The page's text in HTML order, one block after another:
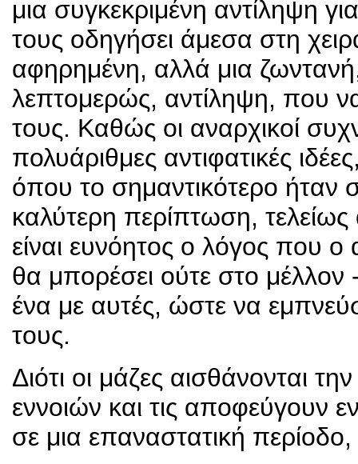
μια συγκεκριμένη αντίληψη
τους οδηγήσει άμεσα στη
αφηρημένη, αλλά μια
λεπτομερώς, αντίληψη, που να
τους. Καθώς οι αναρχικοί
πολυάριθμες αντιφατικές
όπου το σημαντικότερο ήταν
καλύτερη περίπτωση, τελείως
είναι ευνόητος ο λόγος που
θα μπορέσει ούτε στο μέλλον -
ένα με αυτές, ώστε να
τους.
Διότι οι μάζες αισθάνονται
εννοιών και τις αποφεύγουν
σε μια επαναστατική